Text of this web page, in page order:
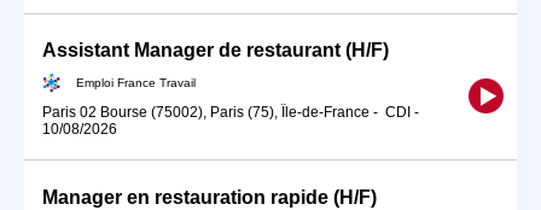
Assistant Manager de restaurant (H/F)
Emploi France Travail
Paris 02 Bourse (75002), Paris (75), Île-de-France - CDI -
10/08/2026
Manager en restauration rapide (H/F)